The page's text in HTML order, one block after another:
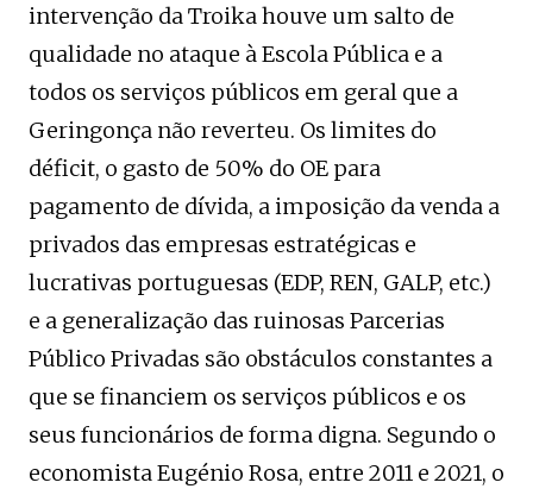
intervenção da Troika houve um salto de
qualidade no ataque à Escola Pública e a
todos os serviços públicos em geral que a
Geringonça não reverteu. Os limites do
déficit, o gasto de 50% do OE para
pagamento de dívida, a imposição da venda a
privados das empresas estratégicas e
lucrativas portuguesas (EDP, REN, GALP, etc.)
e a generalização das ruinosas Parcerias
Público Privadas são obstáculos constantes a
que se financiem os serviços públicos e os
seus funcionários de forma digna. Segundo o
economista Eugénio Rosa, entre 2011 e 2021, o